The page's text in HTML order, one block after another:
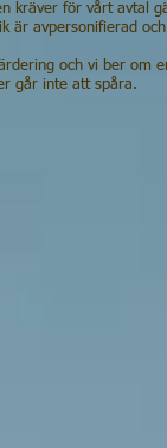
kräver för vårt avtal
är avpersonifierad
och vi ber om
går inte att spåra.